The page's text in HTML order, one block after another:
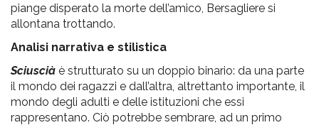
piange disperato la morte dell’amico, Bersagliere si
allontana trottando.
Analisi narrativa e stilistica
Sciuscià è strutturato su un doppio binario: da una parte
il mondo dei ragazzi e dall’altra, altrettanto importante, il
mondo degli adulti e delle istituzioni che essi
rappresentano. Ciò potrebbe sembrare, ad un primo